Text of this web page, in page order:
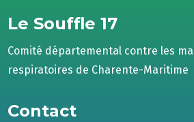
Le Souffle 17
Comité départemental contre les
respiratoires de Charente-Maritime
Contact